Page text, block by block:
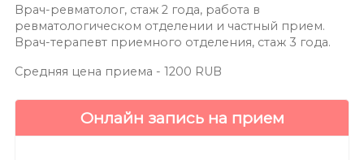
Врач-ревматолог, стаж 2 года, работа в
ревматологическом отделении и частный прием.
Врач-терапевт приемного отделения, стаж 3 года.
Средняя цена приема - 1200 RUB
Онлайн запись на прием